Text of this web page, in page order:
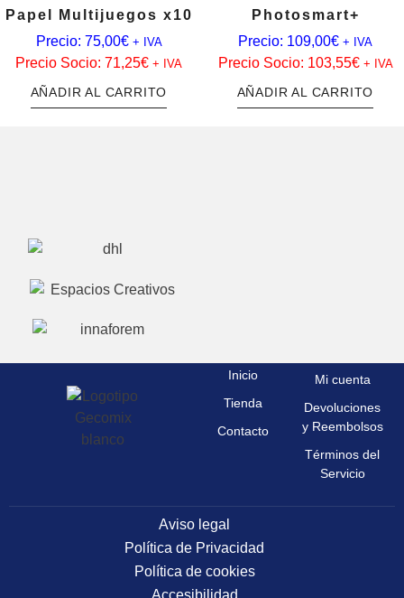
Papel Multijuegos x10
Precio: 75,00€+ IVA
Precio Socio: 71,25€ + IVA
AÑADIR AL CARRITO
Photosmart+
Precio: 109,00€ + IVA
Precio Socio: 103,55€+ IVA
AÑADIR AL CARRITO
Inicio
Tienda
Contacto
Mi cuenta
Devoluciones
y Reembolsos
Términos del
Servicio
Aviso legal
Política de Privacidad
Política de cookies